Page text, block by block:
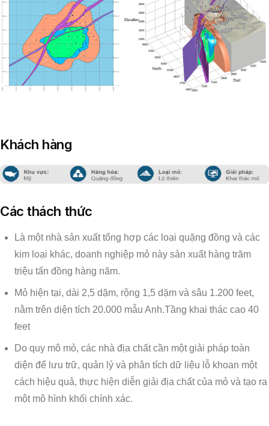
Khách hàng
Các thách thức
Là một nhà sản xuất tổng hợp các loại quặng đồng và các
kim loại khác, doanh nghiệp mỏ này sản xuất hàng trăm
triệu tấn đồng hàng năm.
Mỏ hiện tại, dài 2,5 dặm, rộng 1,5 dặm và sâu 1.200 feet,
nằm trên diện tích 20.000 mẫu Anh.Tầng khai thác cao 40
feet
Do quy mô mỏ, các nhà địa chất cần một giải pháp toàn
diện để lưu trữ, quản lý và phân tích dữ liệu lỗ khoan một
cách hiệu quả, thực hiện diễn giải địa chất của mỏ và tạo ra
một mô hình khối chính xác.